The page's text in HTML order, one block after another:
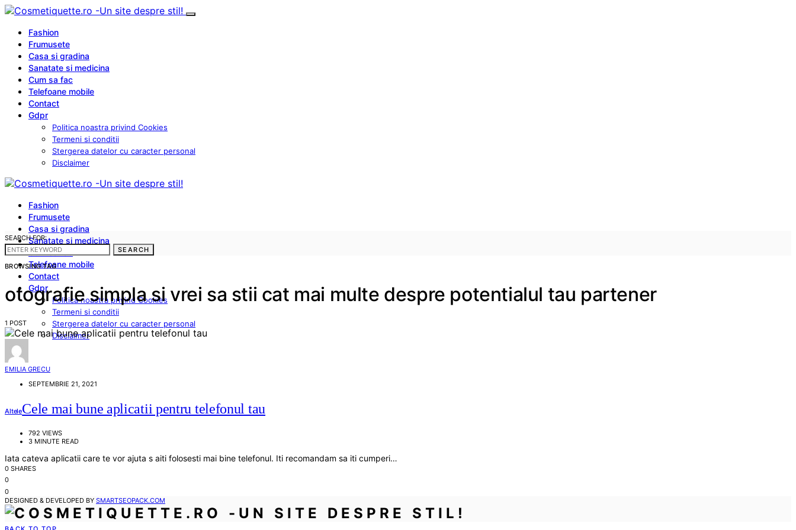
Fashion
Frumusete
Casa si gradina
Sanatate si medicina
Cum sa fac
Telefoane mobile
Contact
Gdpr
Politica noastra privind Cookies
Termeni si conditii
Stergerea datelor cu caracter personal
Disclaimer
Fashion
Frumusete
Casa si gradina
Sanatate si medicina
Cum sa fac
Telefoane mobile
Contact
Gdpr
Politica noastra privind Cookies
Termeni si conditii
Stergerea datelor cu caracter personal
Disclaimer
SEARCH FOR:
SEARCH
BROWSING TAG
otografie simpla si vrei sa stii cat mai multe despre potentialul tau partener
1 POST
EMILIA GRECU
SEPTEMBRIE 21, 2021
AlteleCele mai bune aplicatii pentru telefonul tau
792 VIEWS
3 MINUTE READ
Iata cateva aplicatii care te vor ajuta s aiti folosesti mai bine telefonul. Iti recomandam sa iti cumperi…
0 SHARES
0
0
DESIGNED & DEVELOPED BY SMARTSEOPACK.COM